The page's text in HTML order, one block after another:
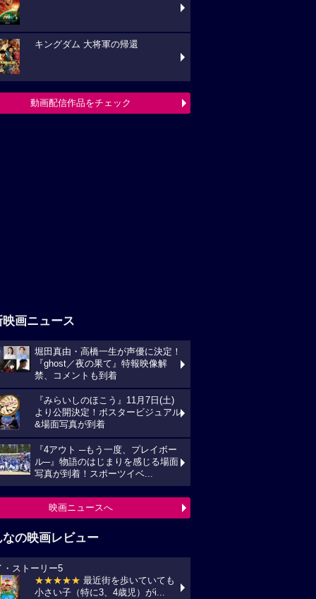
キングダム 大将軍の帰還
動画配信作品をチェック
映画ニュース
堀田真由・高橋一生が声優に決定！
『ghost／夜の果て』特報映像解
禁、コメントも到着
『みらいしのほこう』11月7日(土)
より公開決定！ポスタービジュアル
&場面写真が到着
『4アウト ─もう一度、プレイボー
ル─』物語のはじまりを感じる場面
写真が到着！スポーツイベ...
映画ニュースへ
なの映画レビュー
・ストーリー5
★★★★★ 最近街を歩いていても
小さい子（特に3、4歳児）がi...